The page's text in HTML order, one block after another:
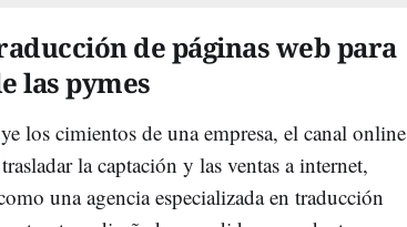
de páginas web para
las pymes
los cimientos de una empresa, el canal online
la captación y las ventas a internet,
una agencia especializada en traducción